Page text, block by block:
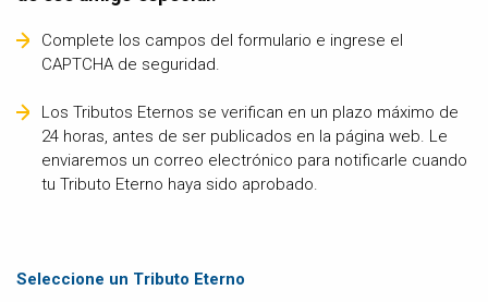
Complete los campos del formulario e ingrese el
CAPTCHA de seguridad.
Los Tributos Eternos se verifican en un plazo máximo de
24 horas, antes de ser publicados en la página web. Le
enviaremos un correo electrónico para notificarle cuando
tu Tributo Eterno haya sido aprobado.
Seleccione un Tributo Eterno